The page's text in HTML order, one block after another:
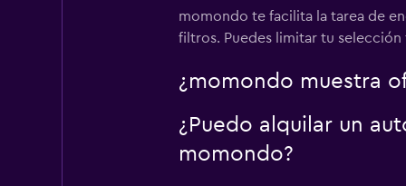
momondo te facilita la tarea de
filtros. Puedes limitar tu
¿momondo muestra
¿Puedo alquilar un
momondo?